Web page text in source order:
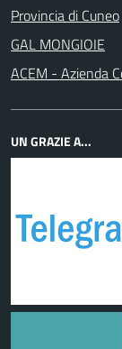
Provincia di Cuneo
GAL MONGIOIE
ACEM - Azienda
UN GRAZIE A...